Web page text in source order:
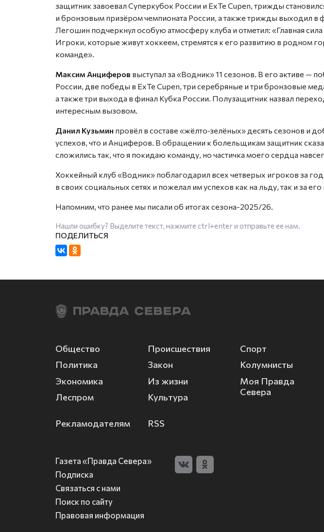
защитник завоевал Суперкубок России и ExTe Cupen, трижды
и бронзовым призёром чемпионата России, а также трижды выходил в
Легошин подчеркнул особую атмосферу клуба и отметил: «Главная
Игроки, которые живут хоккеем, стремятся к его развитию в родном
команде».
Максим Анциферов выступал за «Водник» 11 сезонов. В его активе —
России, две победы в ExTe Cupen, три серебряные и три бронзовые
а также три выхода в финал Кубка России. Полузащитник назвал
интересным вызовом.
Данил Кузьмин провёл в составе «жёлто‑зелёных» десять сезонов и
успехов, что и Анциферов. В обращении к болельщикам защитник
сложились так, что я покидаю команду, но частичка моего сердца
Хоккейный клуб «Водник» поблагодарил всех четверых игроков за
в своих социальных сетях и пожелал им успехов как на льду, так и за
Напомним, что ранее мы писали об итогах сезона-2025/26.
Нашли ошибку? Выделите текст, нажмите ctrl+enterи отправьте ее нам.
Общество
Политика
Экономика
Леспром
Происшествия
Закон
Из жизни
Культура
Спорт
Колумнисты
Моя Правда
Севера
Рекламодателям RSS
Газета «Правда Севера»
Подписка
Связаться с нами
Поиск по сайту
Правовая информация